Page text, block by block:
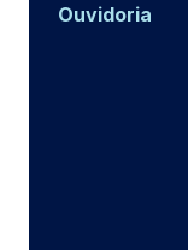
Ouvidoria